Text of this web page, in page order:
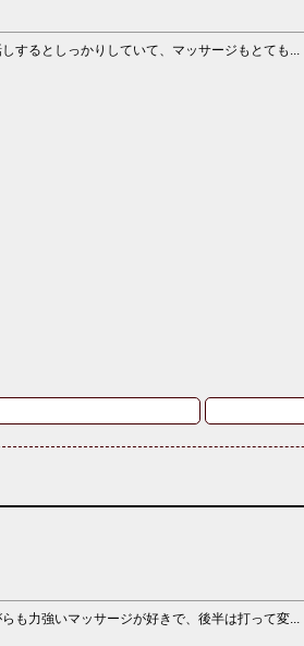
するとしっかりしていて、マッサージもとても...
も力強いマッサージが好きで、後半は打って変...